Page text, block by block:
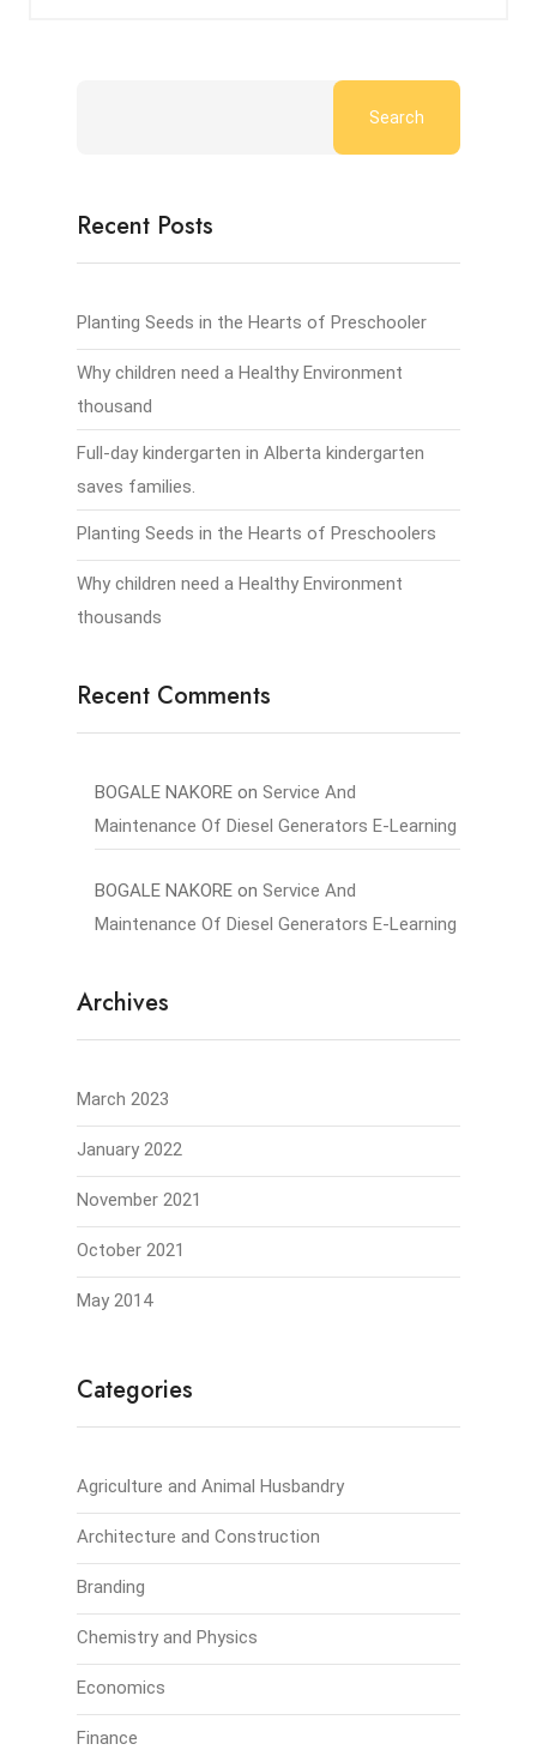
Search
Recent Posts
Planting Seeds in the Hearts of Preschooler
Why children need a Healthy Environment
thousand
Full-day kindergarten in Alberta kindergarten
saves families.
Planting Seeds in the Hearts of Preschoolers
Why children need a Healthy Environment
thousands
Recent Comments
BOGALE NAKORE on Service And
Maintenance Of Diesel Generators E-Learning
BOGALE NAKORE on Service And
Maintenance Of Diesel Generators E-Learning
Archives
March 2023
January 2022
November 2021
October 2021
May 2014
Categories
Agriculture and Animal Husbandry
Architecture and Construction
Branding
Chemistry and Physics
Economics
Finance